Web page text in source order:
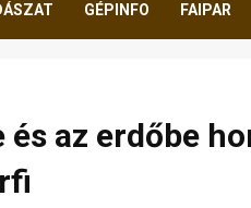
GÉPINFO FAIPAR
és az erdőbe